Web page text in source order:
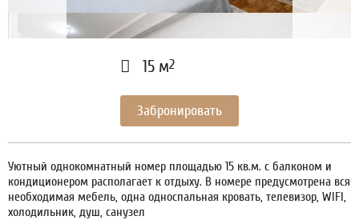
15 м2
Забронировать
Уютный однокомнатный номер площадью 15 кв.м. с балконом и
кондиционером располагает к отдыху. В номере предусмотрена вся
необходимая мебель, одна односпальная кровать, телевизор, WIFI,
холодильник, душ, санузел